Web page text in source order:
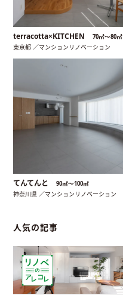
terracotta×KITCHEN 70㎡〜80㎡
東京都 ／マンションリノベーション
てんてんと 90㎡〜100㎡
神奈川県 ／マンションリノベーション
人気の記事